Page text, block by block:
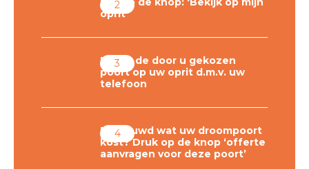
oprit’
Plaats de door u gekozen
poort op uw oprit d.m.v. uw
telefoon
Benieuwd wat uw droompoort
kost? Druk op de knop ‘offerte
aanvragen voor deze poort’